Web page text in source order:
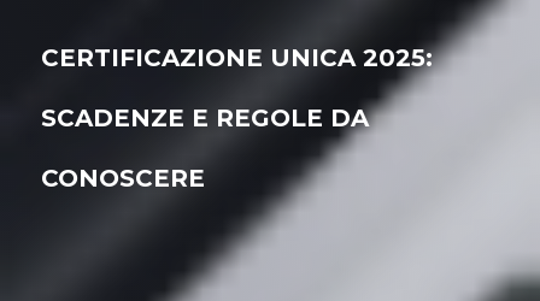
CERTIFICAZIONE UNICA 2025:
SCADENZE E REGOLE DA
CONOSCERE